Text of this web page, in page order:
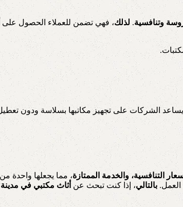
وتنافسية. لذلك، فهي تضمن للعملاء الحصول على
الشركات على تجهيز مكاتبها بسلاسة ودون
التنافسية، والخدمة الممتازة، مما يجعلها واحدة
العمل. بالتالي، إذا كنت تبحث عنأثاث مكتبي في